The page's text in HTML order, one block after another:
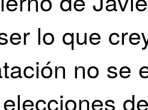
lo que
no se